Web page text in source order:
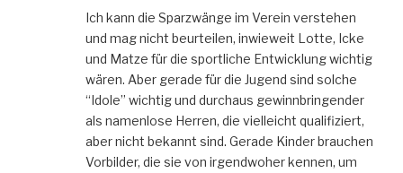
Ich kann die Sparzwänge im Verein verstehen
und mag nicht beurteilen, inwieweit Lotte, Icke
und Matze für die sportliche Entwicklung wichtig
wären. Aber gerade für die Jugend sind solche
“Idole” wichtig und durchaus gewinnbringender
als namenlose Herren, die vielleicht qualifiziert,
aber nicht bekannt sind. Gerade Kinder brauchen
Vorbilder, die sie von irgendwoher kennen, um